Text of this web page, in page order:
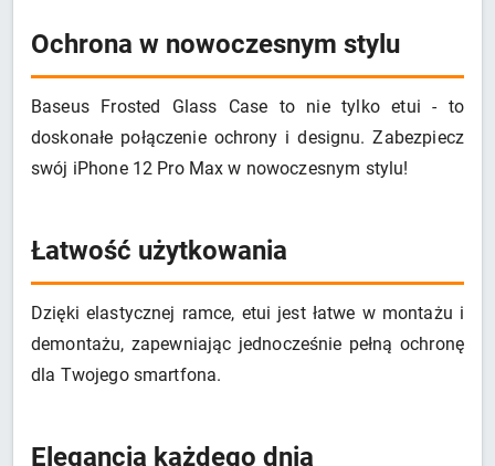
Ochrona w nowoczesnym stylu
Baseus Frosted Glass Case to nie tylko etui - to
doskonałe połączenie ochrony i designu. Zabezpiecz
swój iPhone 12 Pro Max w nowoczesnym stylu!
Łatwość użytkowania
Dzięki elastycznej ramce, etui jest łatwe w montażu i
demontażu, zapewniając jednocześnie pełną ochronę
dla Twojego smartfona.
Elegancja każdego dnia